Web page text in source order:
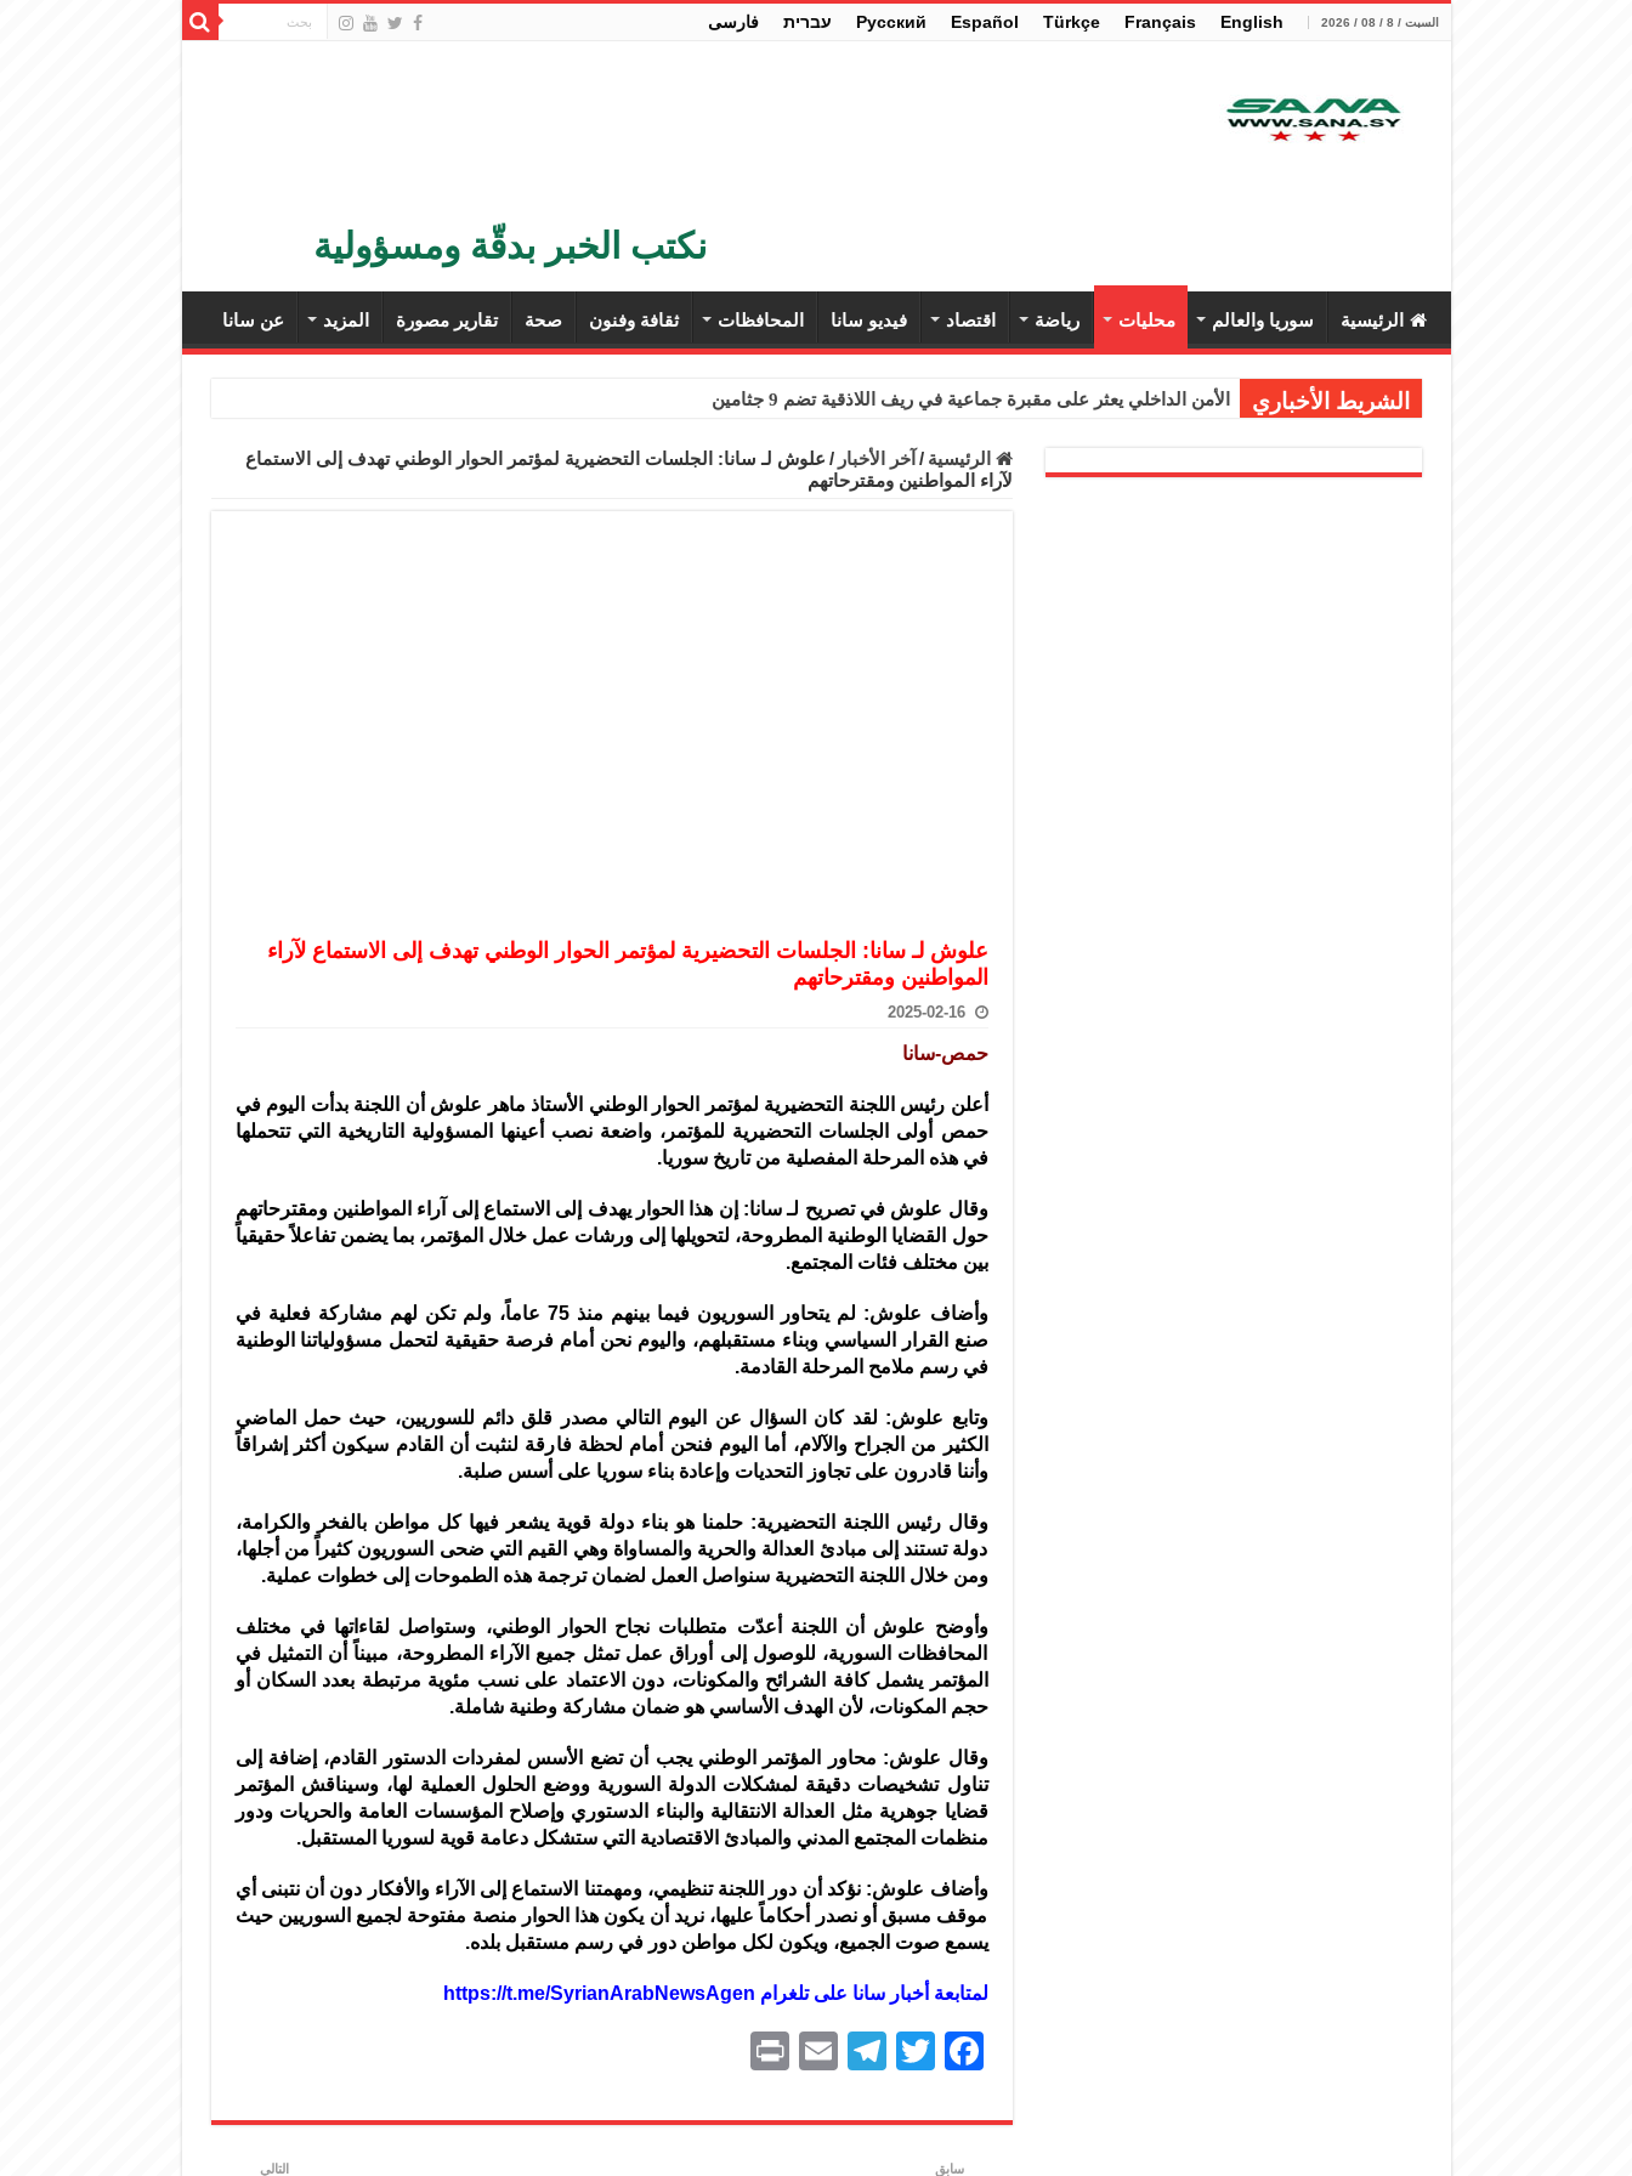
السبت / 8 / 08 / 2026 English
Français
Türkçe
Español
Pусский עברית فارسی
نكتب الخبر بدقّة ومسؤولية
الرئيسية سوريا والعالم محليات رياضة اقتصاد فيديو سانا المحافظات ثقافة وفنون صحة تقارير مصورة المزيد عن سانا
الشريط الأخباري الأمن الداخلي يعثر على مقبرة جماعية في ريف اللاذقية تضم 9 جثامين
برنية: مرسوم بإعفاء مستهلكي الكهرباء المنزلية والتجارية والصناعية من الرسوم
الرئيسية / آخر الأخبار / علوش لـ سانا: الجلسات التحضيرية لمؤتمر الحوار الوطني تهدف إلى الاستماع
لآراء المواطنين ومقترحاتهم
علوش لـ سانا: الجلسات التحضيرية لمؤتمر الحوار الوطني تهدف إلى الاستماع لآراء
المواطنين ومقترحاتهم
2025-02-16
حمص-سانا
أعلن رئيس اللجنة التحضيرية لمؤتمر الحوار الوطني الأستاذ ماهر علوش أن اللجنة بدأت اليوم في
حمص أولى الجلسات التحضيرية للمؤتمر، واضعة نصب أعينها المسؤولية التاريخية التي تتحملها
في هذه المرحلة المفصلية من تاريخ سوريا.
وقال علوش في تصريح لـ سانا: إن هذا الحوار يهدف إلى الاستماع إلى آراء المواطنين ومقترحاتهم
حول القضايا الوطنية المطروحة، لتحويلها إلى ورشات عمل خلال المؤتمر، بما يضمن تفاعلاً حقيقياً
بين مختلف فئات المجتمع.
وأضاف علوش: لم يتحاور السوريون فيما بينهم منذ 75 عاماً، ولم تكن لهم مشاركة فعلية في
صنع القرار السياسي وبناء مستقبلهم، واليوم نحن أمام فرصة حقيقية لتحمل مسؤولياتنا الوطنية
في رسم ملامح المرحلة القادمة.
وتابع علوش: لقد كان السؤال عن اليوم التالي مصدر قلق دائم للسوريين، حيث حمل الماضي
الكثير من الجراح والآلام، أما اليوم فنحن أمام لحظة فارقة لنثبت أن القادم سيكون أكثر إشراقاً
وأننا قادرون على تجاوز التحديات وإعادة بناء سوريا على أسس صلبة.
وقال رئيس اللجنة التحضيرية: حلمنا هو بناء دولة قوية يشعر فيها كل مواطن بالفخر والكرامة،
دولة تستند إلى مبادئ العدالة والحرية والمساواة وهي القيم التي ضحى السوريون كثيراً من أجلها،
ومن خلال اللجنة التحضيرية سنواصل العمل لضمان ترجمة هذه الطموحات إلى خطوات عملية.
وأوضح علوش أن اللجنة أعدّت متطلبات نجاح الحوار الوطني، وستواصل لقاءاتها في مختلف
المحافظات السورية، للوصول إلى أوراق عمل تمثل جميع الآراء المطروحة، مبيناً أن التمثيل في
المؤتمر يشمل كافة الشرائح والمكونات، دون الاعتماد على نسب مئوية مرتبطة بعدد السكان أو
حجم المكونات، لأن الهدف الأساسي هو ضمان مشاركة وطنية شاملة.
وقال علوش: محاور المؤتمر الوطني يجب أن تضع الأسس لمفردات الدستور القادم، إضافة إلى
تناول تشخيصات دقيقة لمشكلات الدولة السورية ووضع الحلول العملية لها، وسيناقش المؤتمر
قضايا جوهرية مثل العدالة الانتقالية والبناء الدستوري وإصلاح المؤسسات العامة والحريات ودور
منظمات المجتمع المدني والمبادئ الاقتصادية التي ستشكل دعامة قوية لسوريا المستقبل.
وأضاف علوش: نؤكد أن دور اللجنة تنظيمي، ومهمتنا الاستماع إلى الآراء والأفكار دون أن نتبنى أي
موقف مسبق أو نصدر أحكاماً عليها، نريد أن يكون هذا الحوار منصة مفتوحة لجميع السوريين حيث
يسمع صوت الجميع، ويكون لكل مواطن دور في رسم مستقبل بلده.
لمتابعة أخبار سانا على تلغرام https://t.me/SyrianArabNewsAgen
F
c
T
itt
T
e
E
ai
nt
سابق التالي